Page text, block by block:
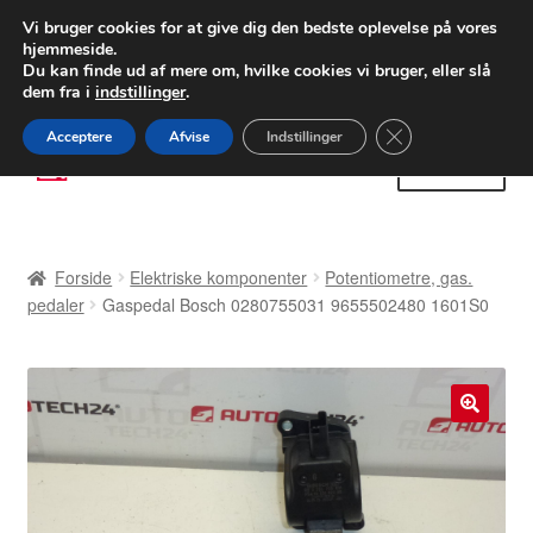
LEVERING fra 55 kr.
FEDEX verdensomspændende forsendelse
80 82 72 02
Spring
til
Spring
til
Betalinger
Klage
Klageprocedure
Forside Elektriske komponenter
Potentiometre, gas.
pedaler
Gaspedal Bosch 0280755031 9655502480 1601S0
🔍
Vi bruger cookies for at give dig den bedste oplevelse på vores
hjemmeside.
Du kan finde ud af mere om, hvilke cookies vi bruger, eller slå
dem fra i indstillinger.
Acceptere Afvise Indstillinger Close GDPR